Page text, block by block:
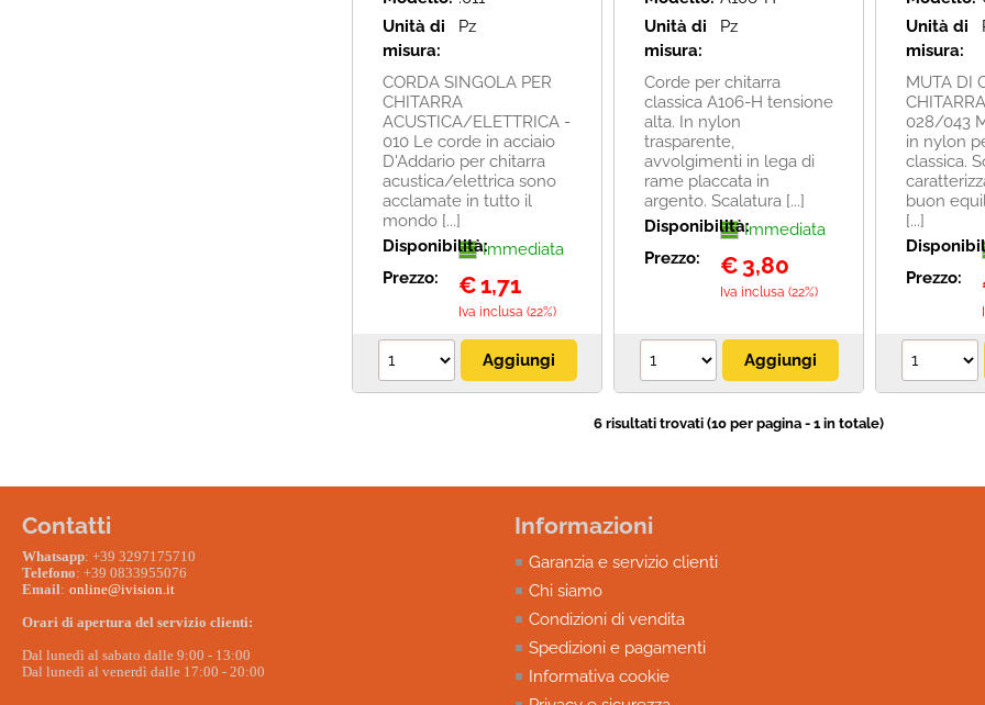
Unità di
misura:
Pz
CORDA SINGOLA PER
CHITARRA
ACUSTICA/ELETTRICA -
010 Le corde in acciaio
D'Addario per chitarra
acustica/elettrica sono
acclamate in tutto il
mondo [...]
Disponibilità:Immediata
Prezzo:
€ 1,71
Iva inclusa (22%)
Unità di
misura:
Pz
Corde per chitarra
classica A106-H tensione
alta. In nylon
trasparente,
avvolgimenti in lega di
rame placcata in
argento. Scalatura [...]
Disponibilità:Immediata
Prezzo:
€ 3,80
Iva inclusa (22%)
Unità di
misura:
MUTA DI
028/043
in nylon
classica.
buon
[...]
Prezzo:
6 risultati trovati (10 per pagina - 1 in totale)
Contatti
Whatsapp: +39 3297175710
Telefono: +39 0833955076
Email: online@ivision.it
Orari di apertura del servizio clienti:
Dal lunedì al sabato dalle 9:00 - 13:00
Dal lunedì al venerdì dalle 17:00 - 20:00
Informazioni
Garanzia e servizio clienti
Chi siamo
Condizioni di vendita
Spedizioni e pagamenti
Informativa cookie